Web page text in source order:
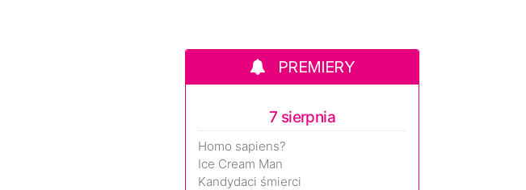
PREMIERY
7 sierpnia
Homo sapiens?
Ice Cream Man
Kandydaci śmierci